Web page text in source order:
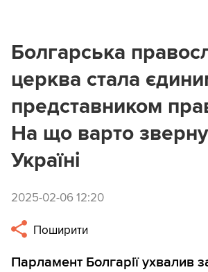
Болгарська
церква стала
представником
На що варто
Україні
2025-02-06 12:20
Поширити
Парламент Болгарії ухвалив